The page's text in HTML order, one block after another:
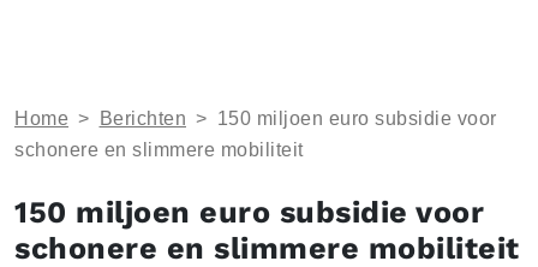
Home > Berichten > 150 miljoen euro subsidie voor
schonere en slimmere mobiliteit
150 miljoen euro subsidie voor
schonere en slimmere mobiliteit